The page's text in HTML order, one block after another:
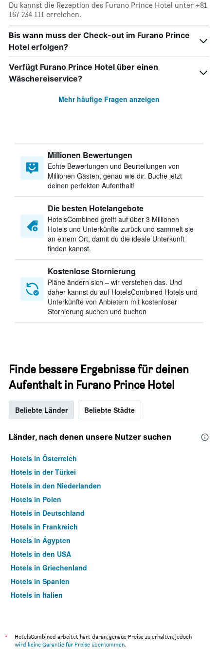
Du kannst die Rezeption des Furano Prince Hotel unter +81
167 234 111 erreichen.
Bis wann muss der Check-out im Furano Prince
Hotel erfolgen?
Verfügt Furano Prince Hotel über einen
Wäschereiservice?
Mehr häufige Fragen anzeigen
Millionen Bewertungen
Echte Bewertungen und Beurteilungen von
Millionen Gästen, genau wie dir. Buche jetzt
deinen perfekten Aufenthalt!
Die besten Hotelangebote
HotelsCombined greift auf über 3 Millionen
Hotels und Unterkünfte zurück und sammelt sie
an einem Ort, damit du die ideale Unterkunft
finden kannst.
Kostenlose Stornierung
Pläne ändern sich – wir verstehen das. Und
daher kannst du auf HotelsCombined Hotels und
Unterkünfte von Anbietern mit kostenloser
Stornierung suchen und buchen
Finde bessere Ergebnisse für deinen
Aufenthalt in Furano Prince Hotel
Beliebte Länder Beliebte Städte
Länder, nach denen unsere Nutzer suchen
Hotels in Österreich
Hotels in der Türkei
Hotels in den Niederlanden
Hotels in Polen
Hotels in Deutschland
Hotels in Frankreich
Hotels in Ägypten
Hotels in den USA
Hotels in Griechenland
Hotels in Spanien
Hotels in Italien
*
HotelsCombined arbeitet hart daran, genaue Preise zu erhalten, jedoch
wird keine Garantie für Preise übernommen.